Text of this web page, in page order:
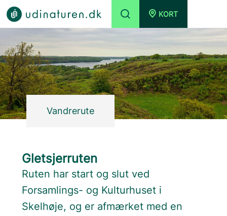
KORT
Vandrerute
Gletsjerruten
Ruten har start og slut ved
Forsamlings- og Kulturhuset i
Skelhøje, og er afmærket med en